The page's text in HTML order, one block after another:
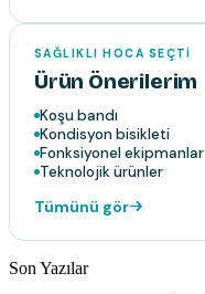
SAĞLIKLI HOCA SEÇTI
Ürün Önerilerim
Koşu bandı
Kondisyon bisikleti
Fonksiyonel ekipmanlar
Teknolojik ürünler
Tümünü gör
Son Yazılar